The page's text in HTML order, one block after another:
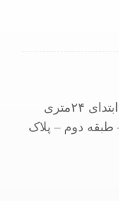
قم – خیابان ۳۰متری کیوانفر- ابتدای ۲۴متری
دوم – پلاک